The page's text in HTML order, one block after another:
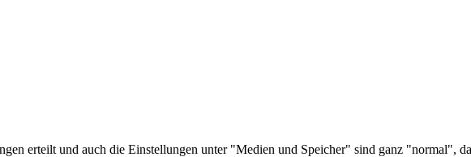
erteilt und auch die Einstellungen unter "Medien und Speicher" sind ganz "normal",